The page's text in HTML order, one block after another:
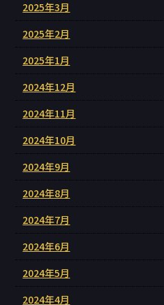
2025年3月
2025年2月
2025年1月
2024年12月
2024年11月
2024年10月
2024年9月
2024年8月
2024年7月
2024年6月
2024年5月
2024年4月